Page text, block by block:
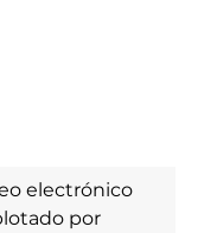
electrónico
por